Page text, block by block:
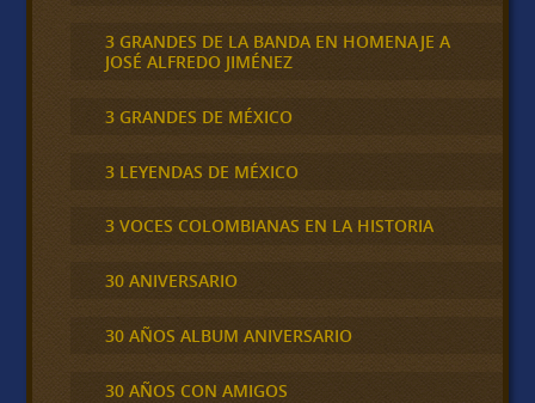
3 GRANDES DE LA BANDA EN HOMENAJE A
JOSÉ ALFREDO JIMÉNEZ
3 GRANDES DE MÉXICO
3 LEYENDAS DE MÉXICO
3 VOCES COLOMBIANAS EN LA HISTORIA
30 ANIVERSARIO
30 AÑOS ALBUM ANIVERSARIO
30 AÑOS CON AMIGOS